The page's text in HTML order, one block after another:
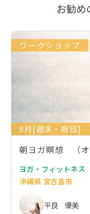
お勧め
ワークショップ
8月[週末・祝日]
朝ヨガ瞑想 （オ
ヨガ・フィットネス
沖縄県 宮古島市
平良 優美